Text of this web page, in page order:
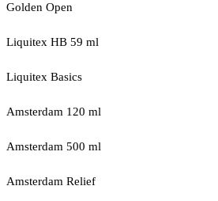
Golden Open
Liquitex HB 59 ml
Liquitex Basics
Amsterdam 120 ml
Amsterdam 500 ml
Amsterdam Relief